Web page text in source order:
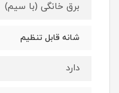
برق خانگی (با سیم)
شانه قابل تنظیم
دارد